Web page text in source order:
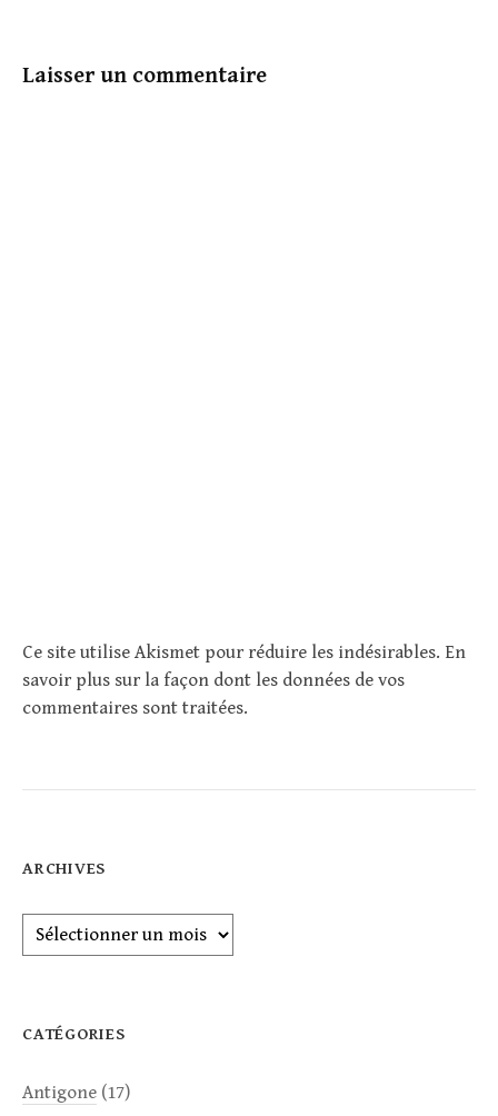
Laisser un commentaire
Ce site utilise Akismet pour réduire les indésirables. En
savoir plus sur la façon dont les données de vos
commentaires sont traitées.
ARCHIVES
Archives
CATÉGORIES
Antigone (17)